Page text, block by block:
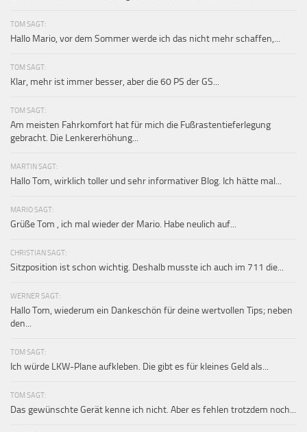
TOM SAGT:
Hallo Mario, vor dem Sommer werde ich das nicht mehr schaffen,...
TOM SAGT:
Klar, mehr ist immer besser, aber die 60 PS der GS...
TOM SAGT:
Am meisten Fahrkomfort hat für mich die Fußrastentieferlegung
gebracht. Die Lenkererhöhung...
MARTIN SAGT:
Hallo Tom, wirklich toller und sehr informativer Blog. Ich hätte mal...
MARIO SAGT:
Grüße Tom , ich mal wieder der Mario. Habe neulich auf...
CHRISTIAN SAGT:
Sitzposition ist schon wichtig. Deshalb musste ich auch im 711 die...
WERNER SAGT:
Hallo Tom, wiederum ein Dankeschön für deine wertvollen Tips; neben
den...
TOM SAGT:
Ich würde LKW-Plane aufkleben. Die gibt es für kleines Geld als...
TOM SAGT:
Das gewünschte Gerät kenne ich nicht. Aber es fehlen trotzdem noch...